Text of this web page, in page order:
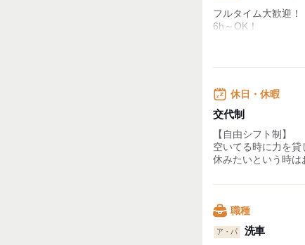
フルタイム大歓迎！
6h～OK！
がっつり稼ぐための
『9:00~12:00』
『12:00~18:00』な
もちろん上記時間
働く時とプライベー
社員さんとバイト
＼土曜日求む／
土日がっつり入って
休日・休暇
交代制
【自由シフト制】
空いてる時に力を貸
休みたいという時は
職種
ア・パ 洗車